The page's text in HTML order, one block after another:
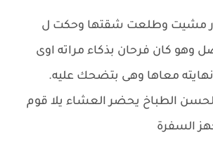
مشيت وطلعت شقتها وحكت ل
وهو كان فرحان بذكاء مراته اوى
معاها وهى بتضحك عليه.
لحسن الطباخ يحضر العشاء يلا قوم
السفرة